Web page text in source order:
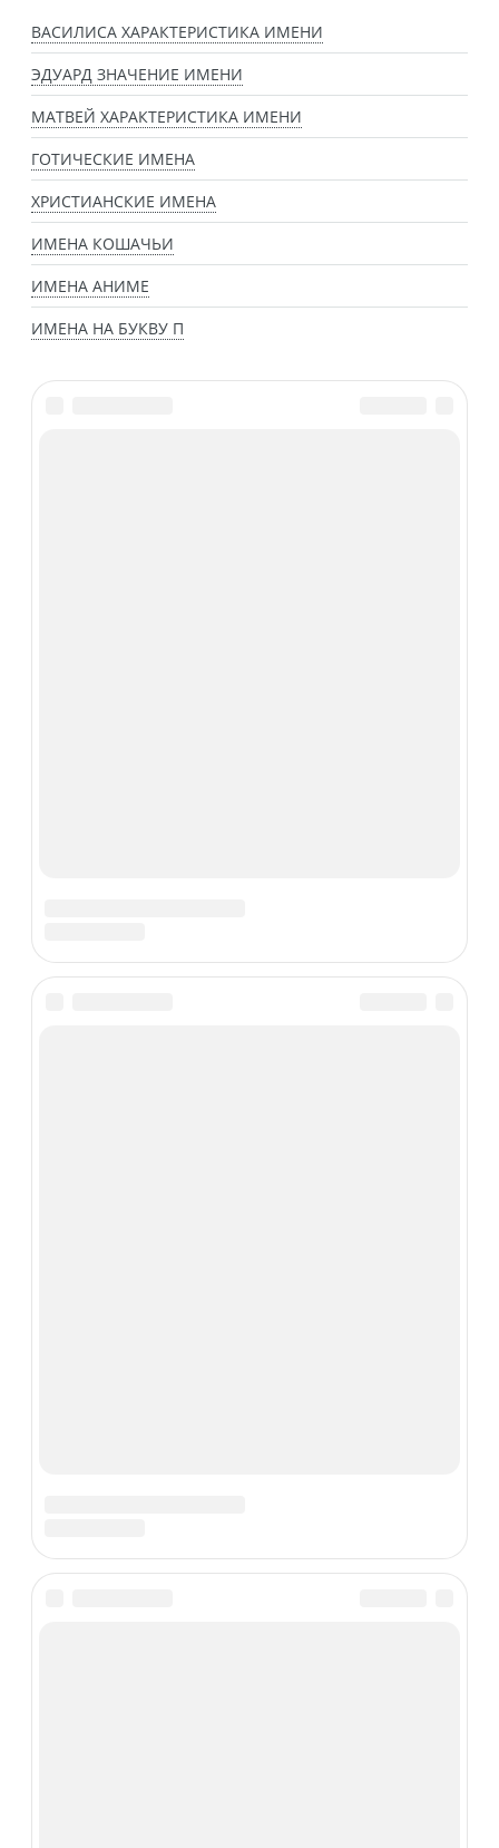
ВАСИЛИСА ХАРАКТЕРИСТИКА ИМЕНИ
ЭДУАРД ЗНАЧЕНИЕ ИМЕНИ
МАТВЕЙ ХАРАКТЕРИСТИКА ИМЕНИ
ГОТИЧЕСКИЕ ИМЕНА
ХРИСТИАНСКИЕ ИМЕНА
ИМЕНА КОШАЧЬИ
ИМЕНА АНИМЕ
ИМЕНА НА БУКВУ П